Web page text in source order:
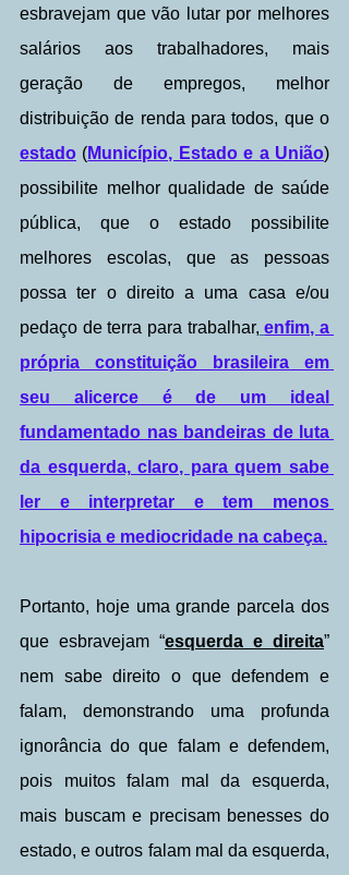
esbravejam que vão lutar por melhores
salários aos trabalhadores, mais
geração de empregos, melhor
estado (Município, Estado e a União)
possibilite melhor qualidade de saúde
pública, que o estado possibilite
melhores escolas, que as pessoas
possa ter o direito a uma casa e/ou
pedaço de terra para trabalhar, enfim, a
própria constituição brasileira em
seu alicerce é de um ideal
fundamentado nas bandeiras de luta
da esquerda, claro, para quem sabe
ler e interpretar e tem menos
hipocrisia e mediocridade na cabeça.
Portanto, hoje uma grande parcela dos
que esbravejam “esquerda e direita”
nem sabe direito o que defendem e
falam, demonstrando uma profunda
ignorância do que falam e defendem,
pois muitos falam mal da esquerda,
mais buscam e precisam benesses do
estado, e outros falam mal da esquerda,